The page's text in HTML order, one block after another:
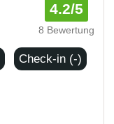
4.2/5
8 Bewertung
Check-in (-)